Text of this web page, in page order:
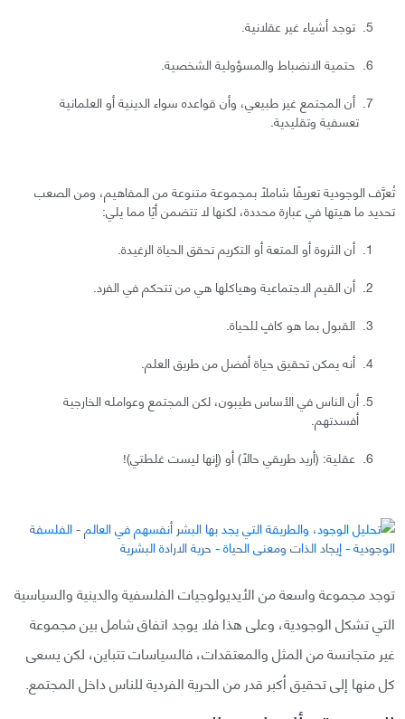
توجد أشياء غير عقلانية.
حتمية الانضباط والمسؤولية الشخصية.
أن المجتمع غير طبيعي، وأن قواعده سواء الدينية أو العلمانية
تعسفية وتقليدية.
تُعرَّف الوجودية تعريفًا شاملًا بمجموعة متنوعة من المفاهيم، ومن الصعب
تحديد ما هيتها في عبارة محددة، لكنها لا تتضمن أيًا مما يلي:
أن الثروة أو المتعة أو التكريم تحقق الحياة الرغيدة.
أن القيم الاجتماعية وهياكلها هي من تتحكم في الفرد.
القبول بما هو كافٍ للحياة.
أنه يمكن تحقيق حياة أفضل من طريق العلم.
أن الناس في الأساس طيبون، لكن المجتمع وعوامله الخارجية
أفسدتهم.
عقلية: (أريد طريقي حالًا) أو (إنها ليست غلطتي)!
توجد مجموعة واسعة من الأيديولوجيات الفلسفية والدينية والسياسية
التي تشكل الوجودية، وعلى هذا فلا يوجد اتفاق شامل بين مجموعة
غير متجانسة من المثل والمعتقدات، فالسياسات تتباين، لكن يسعى
كل منها إلى تحقيق أكبر قدر من الحرية الفردية للناس داخل المجتمع.